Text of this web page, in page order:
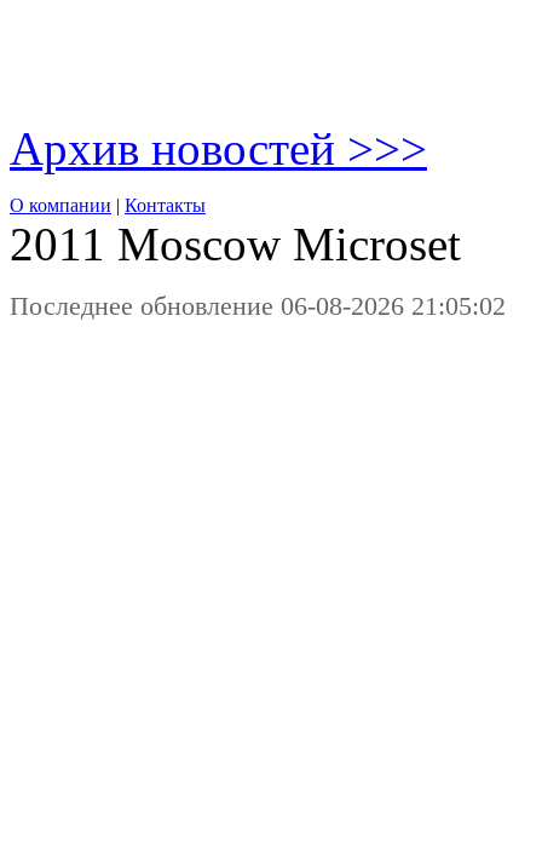
Архив новостей >>>
О компании | Контакты
2011 Moscow Microset
Последнее обновление 06-08-2026 21:05:02